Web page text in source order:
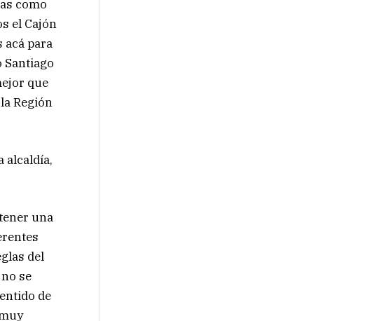
como
el Cajón
acá para
Santiago
que
Región
alcaldía,
una
del
se
de